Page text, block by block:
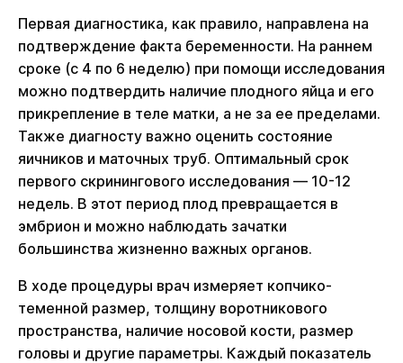
Первая диагностика, как правило, направлена на
подтверждение факта беременности. На раннем
сроке (с 4 по 6 неделю) при помощи исследования
можно подтвердить наличие плодного яйца и его
прикрепление в теле матки, а не за ее пределами.
Также диагносту важно оценить состояние
яичников и маточных труб. Оптимальный срок
первого скринингового исследования — 10-12
недель. В этот период плод превращается в
эмбрион и можно наблюдать зачатки
большинства жизненно важных органов.
В ходе процедуры врач измеряет копчико-
теменной размер, толщину воротникового
пространства, наличие носовой кости, размер
головы и другие параметры. Каждый показатель